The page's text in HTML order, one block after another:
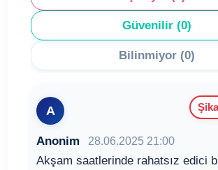
Güvenilir (0)
Bilinmiyor (0)
A
Anonim 28.06.2025 21:00
Akşam saatlerinde rahatsız edici